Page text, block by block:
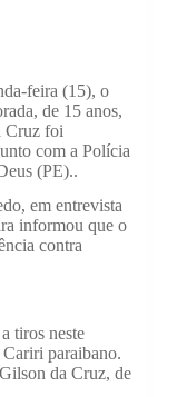
feira (15), o
de 15 anos,
Cruz foi
com a Polícia
(PE)..
em entrevista
informou que o
contra
tiros neste
paraibano.
da Cruz, de